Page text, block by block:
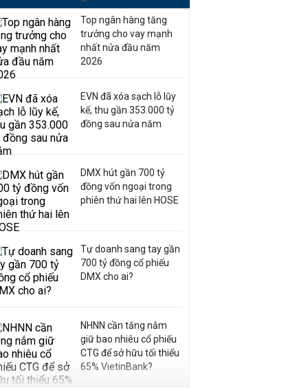
Top ngân hàng tăng
trưởng cho vay mạnh
nhất nửa đầu năm
2026
EVN đã xóa sạch lỗ lũy
kế, thu gần 353.000 tỷ
đồng sau nửa năm
DMX hút gần 700 tỷ
đồng vốn ngoại trong
phiên thứ hai lên HOSE
Tự doanh sang tay gần
700 tỷ đồng cổ phiếu
DMX cho ai?
NHNN cần tăng nắm
giữ bao nhiêu cổ phiếu
CTG để sở hữu tối thiểu
65% VietinBank?